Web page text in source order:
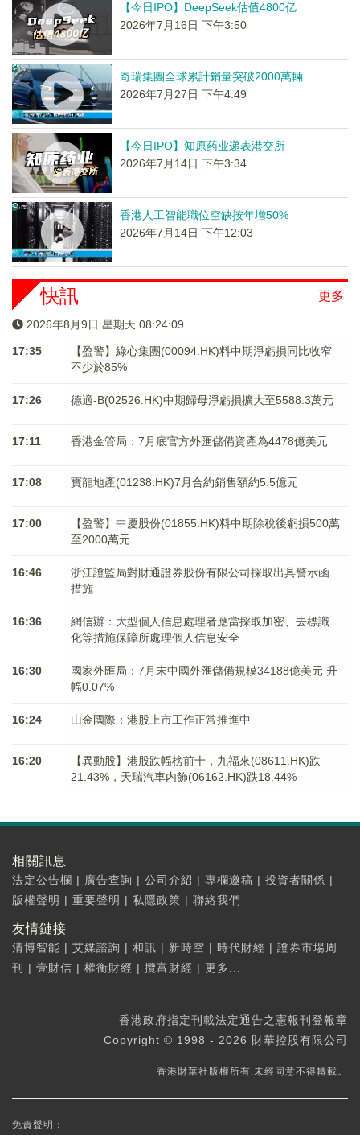
【今日IPO】DeepSeek估值4800亿
2026年7月16日 下午3:50
奇瑞集團全球累計銷量突破2000萬輛
2026年7月27日 下午4:49
【今日IPO】知原药业递表港交所
2026年7月14日 下午3:34
香港人工智能職位空缺按年增50%
2026年7月14日 下午12:03
更多
快訊
2026年8月9日 星期天 08:24:10
17:35
【盈警】綠心集團(00094.HK)料中期淨虧損同比收窄
不少於85%
17:26 德適-B(02526.HK)中期歸母淨虧損擴大至5588.3萬元
17:11 香港金管局：7月底官方外匯儲備資產為4478億美元
17:08 寶龍地產(01238.HK)7月合約銷售額約5.5億元
17:00
【盈警】中慶股份(01855.HK)料中期除稅後虧損500萬
至2000萬元
16:46
浙江證監局對財通證券股份有限公司採取出具警示函
措施
16:36
網信辦：大型個人信息處理者應當採取加密、去標識
化等措施保障所處理個人信息安全
16:30
國家外匯局：7月末中國外匯儲備規模34188億美元 升
幅0.07%
16:24 山金國際：港股上市工作正常推進中
16:20
【異動股】港股跌幅榜前十，九福來(08611.HK)跌
21.43%，天瑞汽車内飾(06162.HK)跌18.44%
相關訊息
法定公告欄 | 廣告查詢 | 公司介紹 | 專欄邀稿 | 投資者關係 |
版權聲明 | 重要聲明 | 私隱政策 | 聯絡我們
友情鏈接
清博智能 | 艾媒諮詢 | 和訊 | 新時空 | 時代財經 | 證券市場周
刊
| 壹財信 | 權衡財經 | 攬富財經 | 更多...
香港政府指定刊載法定通告之憲報刊登報章
Copyright © 1998 - 2026 財華控股有限公司
香港財華社版權所有,未經同意不得轉載。
免責聲明：